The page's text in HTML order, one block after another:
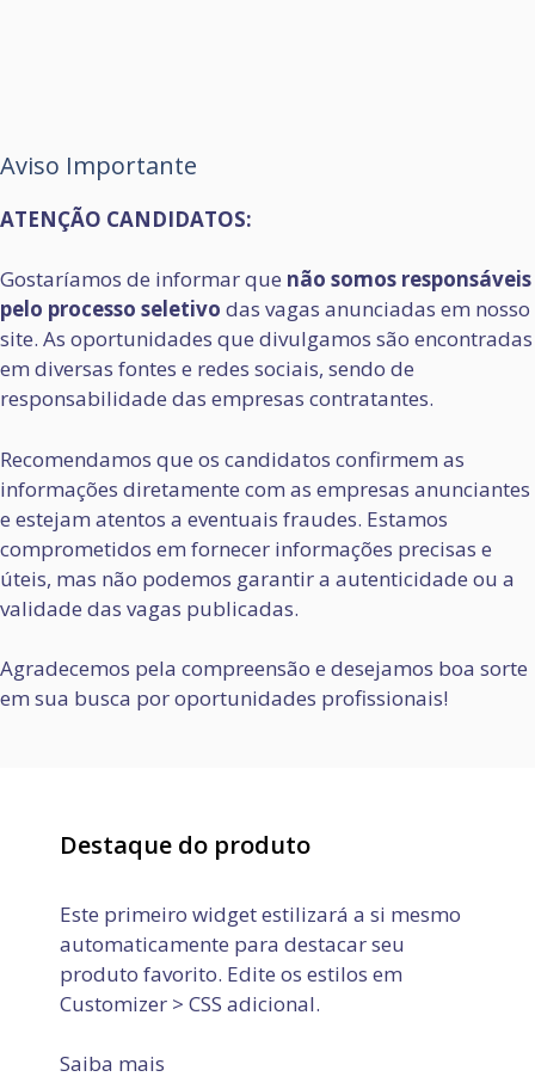
Aviso Importante
ATENÇÃO CANDIDATOS:
Gostaríamos de informar que não somos responsáveis
pelo processo seletivo das vagas anunciadas em nosso
site. As oportunidades que divulgamos são encontradas
em diversas fontes e redes sociais, sendo de
responsabilidade das empresas contratantes.
Recomendamos que os candidatos confirmem as
informações diretamente com as empresas anunciantes
e estejam atentos a eventuais fraudes. Estamos
comprometidos em fornecer informações precisas e
úteis, mas não podemos garantir a autenticidade ou a
validade das vagas publicadas.
Agradecemos pela compreensão e desejamos boa sorte
em sua busca por oportunidades profissionais!
Destaque do produto
Este primeiro widget estilizará a si mesmo
automaticamente para destacar seu
produto favorito. Edite os estilos em
Customizer > CSS adicional.
Saiba mais